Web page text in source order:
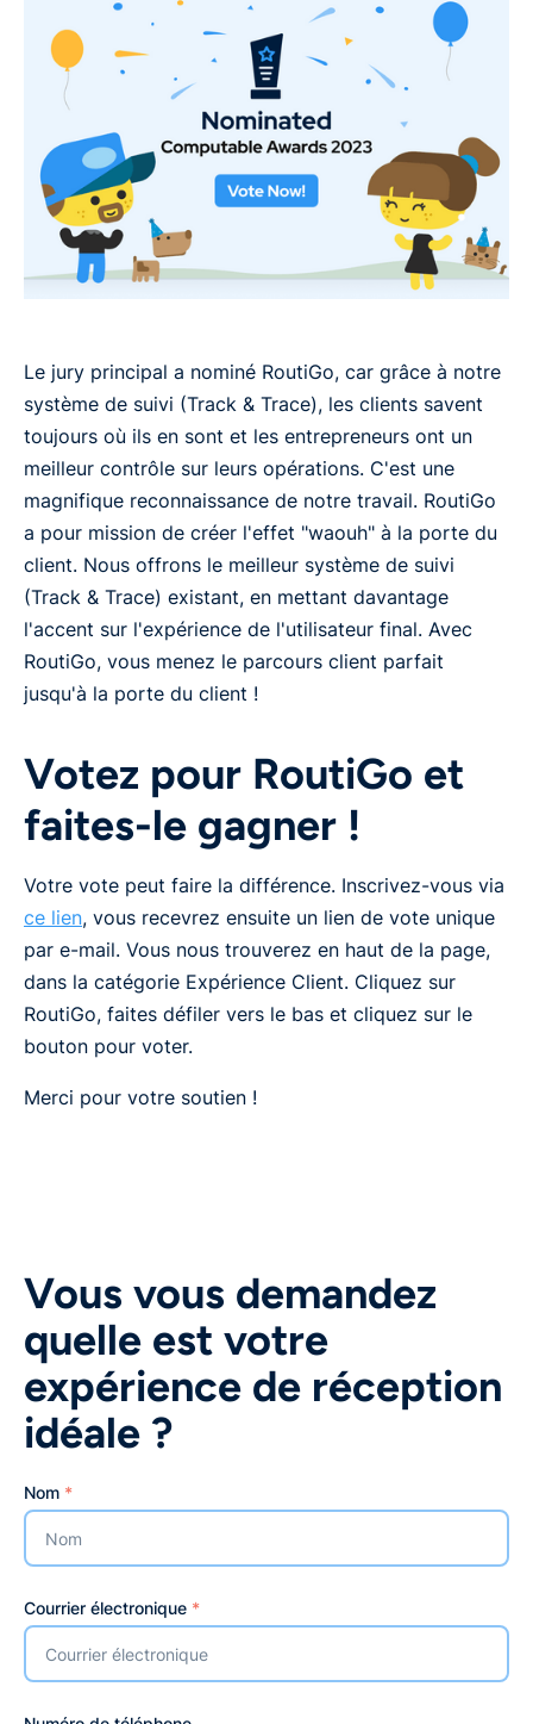
Le jury principal a nominé RoutiGo, car grâce à notre
système de suivi (Track & Trace), les clients savent
toujours où ils en sont et les entrepreneurs ont un
meilleur contrôle sur leurs opérations. C'est une
magnifique reconnaissance de notre travail. RoutiGo
a pour mission de créer l'effet "waouh" à la porte du
client. Nous offrons le meilleur système de suivi
(Track & Trace) existant, en mettant davantage
l'accent sur l'expérience de l'utilisateur final. Avec
RoutiGo, vous menez le parcours client parfait
jusqu'à la porte du client !
Votez pour RoutiGo et
faites-le gagner !
Votre vote peut faire la différence. Inscrivez-vous via
ce lien, vous recevrez ensuite un lien de vote unique
par e-mail. Vous nous trouverez en haut de la page,
dans la catégorie Expérience Client. Cliquez sur
RoutiGo, faites défiler vers le bas et cliquez sur le
bouton pour voter.
Merci pour votre soutien !
Vous vous demandez
quelle est votre
expérience de réception
idéale ?
Nom *
Courrier électronique *